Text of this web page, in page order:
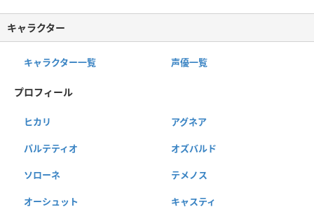
キャラクター
キャラクター一覧 声優一覧
プロフィール
ヒカリ アグネア
パルテティオ オズバルド
ソローネ テメノス
オーシュット キャスティ